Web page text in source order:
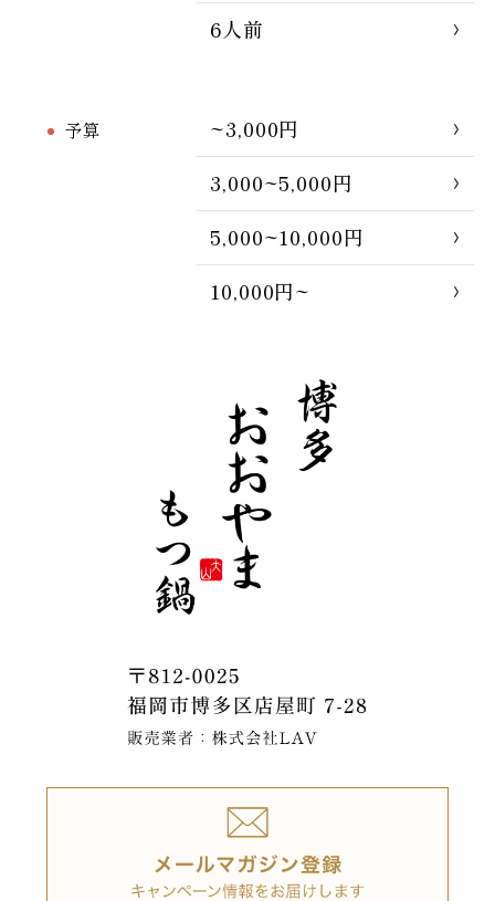
6人前
予算
~3,000円
3,000~5,000円
5,000~10,000円
10,000円~